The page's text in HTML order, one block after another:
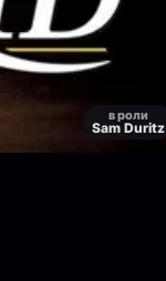
в роли
Sam Duritz